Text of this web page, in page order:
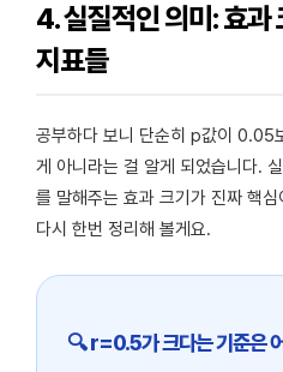
4. 실질적인 의미: 효
지표들
공부하다 보니 단순히 p값이 0.05
게 아니라는 걸 알게 되었습니다.
를 말해주는 효과 크기가 진짜 핵
다시 한번 정리해 볼게요.
🔍 r=0.5가 크다는 기준은